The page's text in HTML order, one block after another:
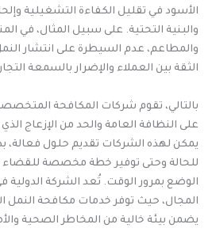
الأسود في تقليل الكفاءة التشغيلية
والبنية التحتية. على سبيل المثال، في
والمطاعم، عدم السيطرة على انتشار
الثقة بين العملاء والإضرار بالسمعة
بالتالي، تقوم شركات المكافحة
على النظافة العامة والحد من الإزعاج
يمكن لهذه الشركات تقديم حلول فعالة،
للحالة وحتى توفير خطة مخصصة للقضاء
الوضع بمرور الوقت. تُعد الشركة الدولية
المجال، حيث توفر خدمات مكافحة النمل
يضمن بيئة خالية من المخاطر الصحية